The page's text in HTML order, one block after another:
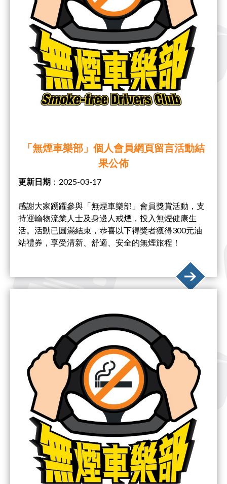
「無煙車樂部」個人會員網頁留言活動結
果公佈
更新日期 ：2025-03-17
感謝大家踴躍參與「無煙車樂部」會員獎賞活動，支
持運輸物流業人士及身邊人戒煙，投入無煙健康生
活。活動已圓滿結束，恭喜以下得獎者獲得300元油
站禮券，享受清新、舒適、安全的無煙旅程！